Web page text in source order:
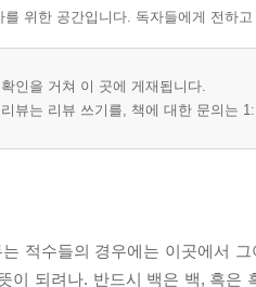
를 위한 공간입니다. 독자들에게 전하
인을 거쳐 이 곳에 게재됩니다.
뷰는 리뷰 쓰기를, 책에 대한 문의는
는 적수들의 경우에는 이곳에서
이 되려나. 반드시 백은 백, 흑